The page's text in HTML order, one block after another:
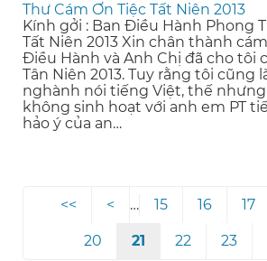
Thư Cám Ơn Tiệc Tất Niên 2013
Kính gởi : Ban Điều Hành Phong
Tất Niên 2013 Xin chân thành
Điều Hành và Anh Chị đã cho tôi
Tân Niên 2013. Tuy rằng tôi cũng
nghành nói tiếng Việt, thế
không sinh hoạt với anh em PT
hảo ý của an…
Pagination … Page
15 Page
16 17
Page
20
Current
21 Page
22 Page
23